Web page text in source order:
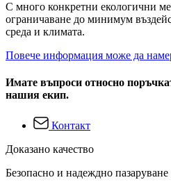
С много конкретни екологични
ограничаване до минимум
среда и климата.
Повече информация може да
Имате въпроси относно
нашия екип.
Контакт
Доказано качество
Безопасно и надеждно пазаруване